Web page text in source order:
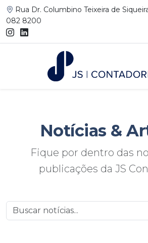
Rua Dr. Columbino Teixeira de
082 8200
Notícias &
Fique por dentro das
publicações da JS